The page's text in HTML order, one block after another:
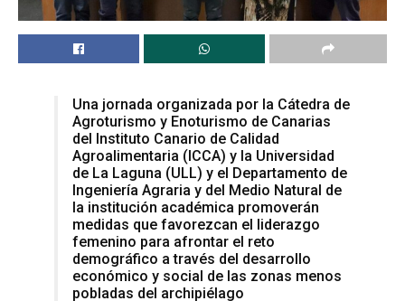
Una jornada organizada por la Cátedra de
Agroturismo y Enoturismo de Canarias
del Instituto Canario de Calidad
Agroalimentaria (ICCA) y la Universidad
de La Laguna (ULL) y el Departamento de
Ingeniería Agraria y del Medio Natural de
la institución académica promoverán
medidas que favorezcan el liderazgo
femenino para afrontar el reto
demográfico a través del desarrollo
económico y social de las zonas menos
pobladas del archipiélago